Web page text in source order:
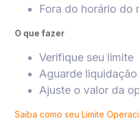
Fora do horário do
O que fazer
Verifique seu limite
Aguarde liquidação
Ajuste o valor da
Saiba como seu Limite